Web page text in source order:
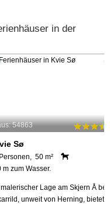
in der
54863
Sø
50 m²
m zum Wasser.
Lage am Skjern Å bei
unweit von Herning, bietet